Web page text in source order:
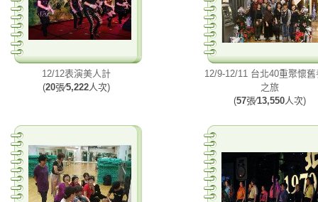
12/12表演美人計
(20張∕5,222人次)
12/9-12/11 台北40重聚懷舊
之旅
(57張∕13,550人次)